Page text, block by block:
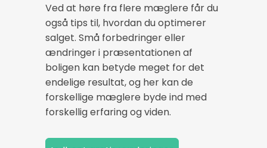
Ved at høre fra flere mæglere får du
også tips til, hvordan du optimerer
salget. Små forbedringer eller
ændringer i præsentationen af
boligen kan betyde meget for det
endelige resultat, og her kan de
forskellige mæglere byde ind med
forskellig erfaring og viden.